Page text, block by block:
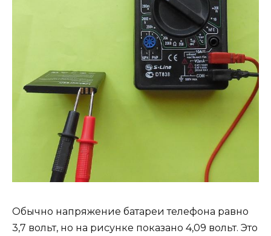
Обычно напряжение батареи телефона равно
3,7 вольт, но на рисунке показано 4,09 вольт. Это